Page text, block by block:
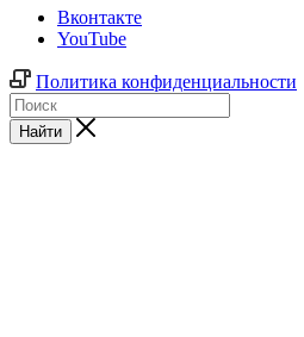
Вконтакте
YouTube
Политика конфиденциальности
Найти